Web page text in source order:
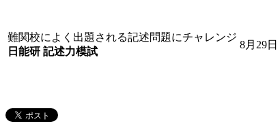
難関校によく出題される記述問題にチャレンジ
日能研 記述力模試
8月29日